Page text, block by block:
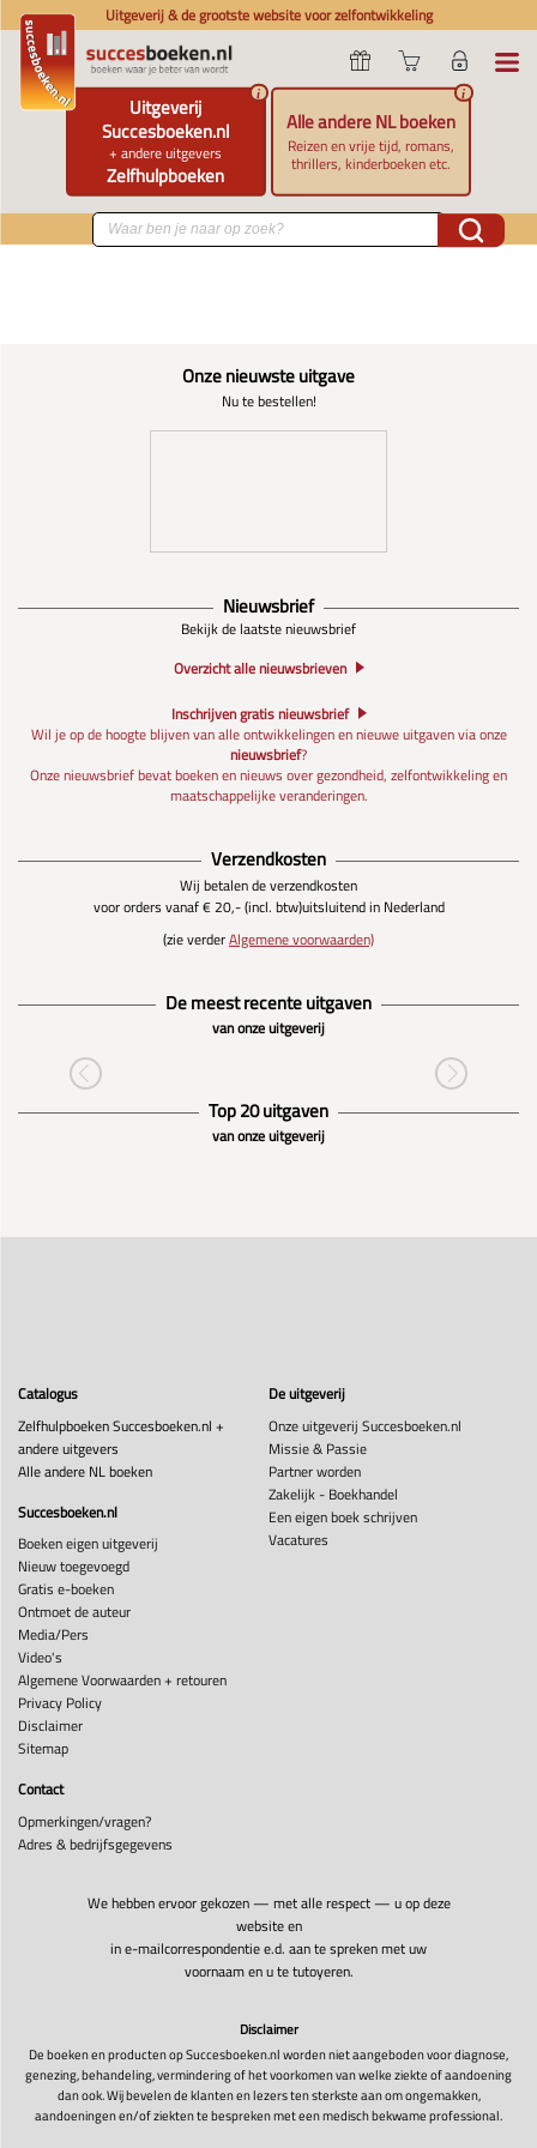
Uitgeverij & de grootste website voor zelfontwikkeling
Uitgeverij
Succesboeken.nl
+ andere uitgevers
Zelfhulpboeken
i
Alle andere NL boeken
Reizen en vrije tijd, romans,
thrillers, kinderboeken etc.
i
Onze nieuwste uitgave
Nu te bestellen!
Nieuwsbrief
Bekijk de laatste nieuwsbrief
Overzicht alle nieuwsbrieven
Inschrijven gratis nieuwsbrief
Wil je op de hoogte blijven van alle ontwikkelingen en nieuwe uitgaven via onze
nieuwsbrief?
Onze nieuwsbrief bevat boeken en nieuws over gezondheid, zelfontwikkeling en
maatschappelijke veranderingen.
Verzendkosten
Wij betalen de verzendkosten
voor orders vanaf € 20,- (incl. btw)uitsluitend in Nederland
(zie verderAlgemene voorwaarden)
De meest recente uitgaven
van onze uitgeverij
Top 20 uitgaven
van onze uitgeverij
Catalogus
Zelfhulpboeken Succesboeken.nl +
andere uitgevers
Alle andere NL boeken
Succesboeken.nl
Boeken eigen uitgeverij
Nieuw toegevoegd
Gratis e-boeken
Ontmoet de auteur
Media/Pers
Video's
Algemene Voorwaarden + retouren
Privacy Policy
Disclaimer
Sitemap
De uitgeverij
Onze uitgeverij Succesboeken.nl
Missie & Passie
Partner worden
Zakelijk - Boekhandel
Een eigen boek schrijven
Vacatures
Contact
Opmerkingen/vragen?
Adres & bedrijfsgegevens
We hebben ervoor gekozen — met alle respect — u op deze
website en
in e-mailcorrespondentie e.d. aan te spreken met uw
voornaam en u te tutoyeren.
Disclaimer
De boeken en producten op Succesboeken.nl worden niet aangeboden voor diagnose,
genezing, behandeling, vermindering of het voorkomen van welke ziekte of aandoening
dan ook. Wij bevelen de klanten en lezers ten sterkste aan om ongemakken,
aandoeningen en/of ziekten te bespreken met een medisch bekwame professional.